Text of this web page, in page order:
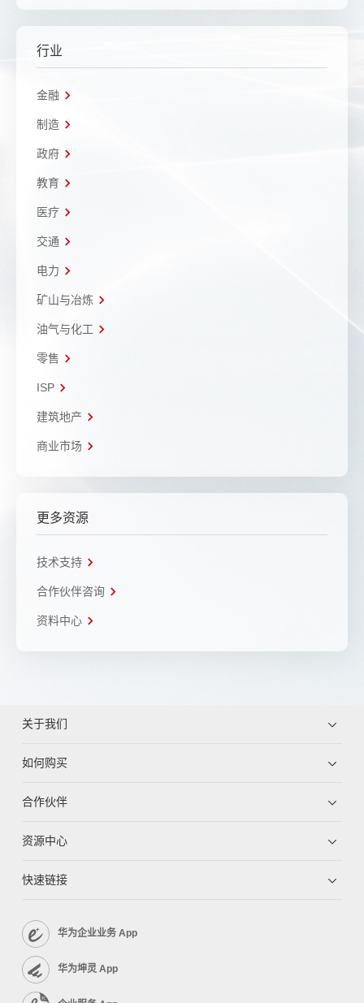
行业
金融
制造
政府
教育
医疗
交通
电力
矿山与冶炼
油气与化工
零售
ISP
建筑地产
商业市场
更多资源
技术支持
合作伙伴咨询
资料中心
关于我们
如何购买
合作伙伴
资源中心
快速链接
华为企业业务 App
华为坤灵 App